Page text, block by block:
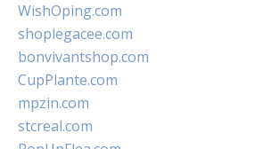
WishOping.com
shoplegacee.com
bonvivantshop.com
CupPlante.com
mpzin.com
stcreal.com